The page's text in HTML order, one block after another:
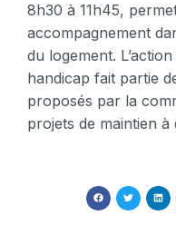
8h30 à 11h45,
accompagnement
du logement.
handicap fait partie
proposés par la
projets de maintien à